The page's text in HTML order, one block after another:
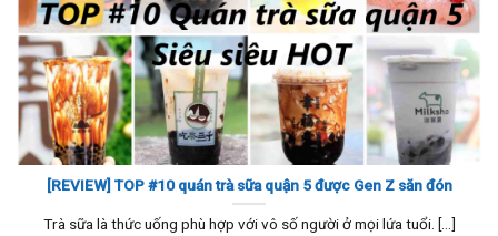
[REVIEW] TOP #10 quán trà sữa quận 5 được Gen Z săn đón
Trà sữa là thức uống phù hợp với vô số người ở mọi lứa tuổi. [...]